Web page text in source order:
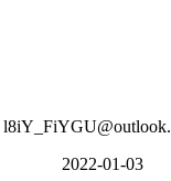
2022-01-03